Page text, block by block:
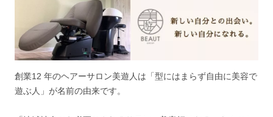
創業12 年のヘアーサロン美遊人は「型にはまらず自由に美容で
遊ぶ人」が名前の由来です。